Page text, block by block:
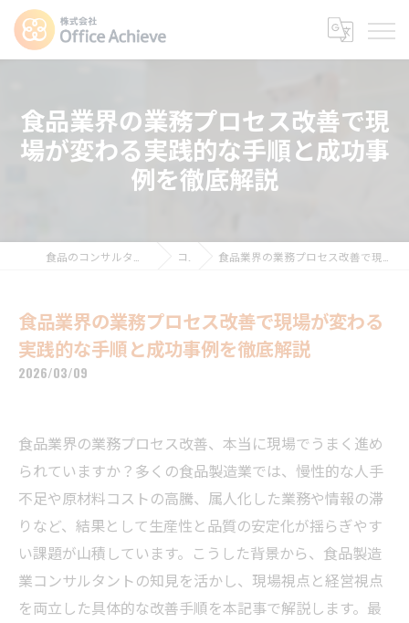
食品業界の業務プロセス改善で現
場が変わる実践的な手順と成功事
例を徹底解説
コラム 食品業界の業務プロセス改善で現場が変わる実践的な手順と成功事例を徹底解説
食品業界の業務プロセス改善で現場が変わる
実践的な手順と成功事例を徹底解説
2026/03/09
食品業界の業務プロセス改善、本当に現場でうまく進め
られていますか？多くの食品製造業では、慢性的な人手
不足や原材料コストの高騰、属人化した業務や情報の滞
りなど、結果として生産性と品質の安定化が揺らぎやす
い課題が山積しています。こうした背景から、食品製造
業コンサルタントの知見を活かし、現場視点と経営視点
を両立した具体的な改善手順を本記事で解説します。最